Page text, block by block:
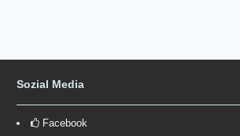
Sozial Media
Facebook